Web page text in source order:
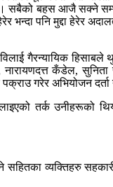
। सबैको बहस आजै सक्ने
भन्दा पनि मुद्दा हेरेर
गैरन्यायिक हिसाबले
नारायणदत्त कँडेल,
पक्राउ गरेर अभियोजन
तर्क
व्यक्तिहरु